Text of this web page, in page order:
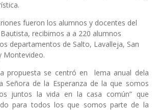
fueron los alumnos y docentes del
Bautista, recibimos a a 220 alumnos
departamentos de Salto, Lavalleja, San
Montevideo.
propuesta se centró en lema anual dela
Señora de la Esperanza de la que somos
juntos la vida en la casa común” que
para todos los que somos parte de la